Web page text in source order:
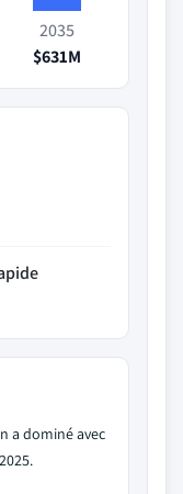
2035
$631M
a dominé avec